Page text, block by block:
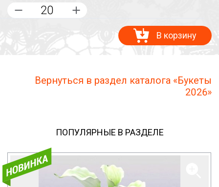
В корзину
Вернуться в раздел каталога «Букеты
2026»
ПОПУЛЯРНЫЕ В РАЗДЕЛЕ